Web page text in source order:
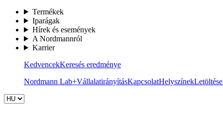
Termékek
Iparágak
Hírek és események
A Nordmannról
Karrier
KedvencekKeresés eredménye
Nordmann Lab+VállalatirányításKapcsolatHelyszínek